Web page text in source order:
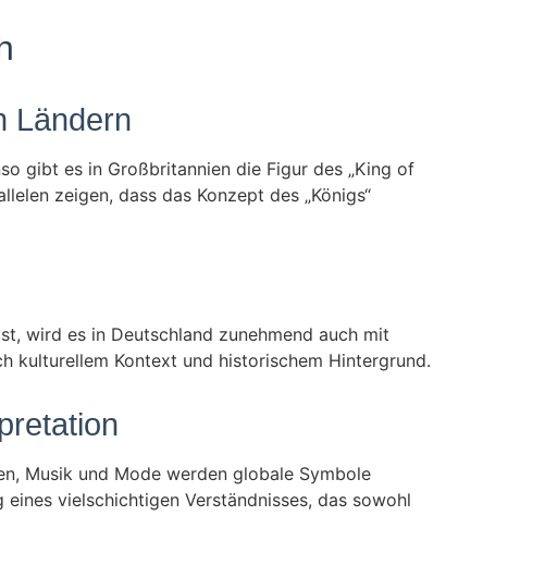
Ländern
gibt es in Großbritannien die Figur des „King of
zeigen, dass das Konzept des „Königs“
wird es in Deutschland zunehmend auch mit
kulturellem Kontext und historischem Hintergrund.
Musik und Mode werden globale Symbole
vielschichtigen Verständnisses, das sowohl